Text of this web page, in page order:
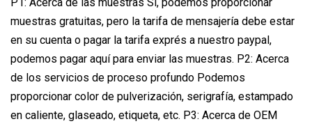
muestras gratuitas, pero la tarifa de mensajería debe estar
en su cuenta o pagar la tarifa exprés a nuestro paypal,
podemos pagar aquí para enviar las muestras. P2: Acerca
de los servicios de proceso profundo Podemos
proporcionar color de pulverización, serigrafía, estampado
en caliente, glaseado, etiqueta, etc. P3: Acerca de OEM